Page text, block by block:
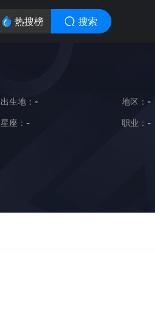
搜索
热搜榜
出生地： - 地区： -
星座： - 职业： -